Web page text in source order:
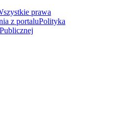
prawa
z portaluPolityka